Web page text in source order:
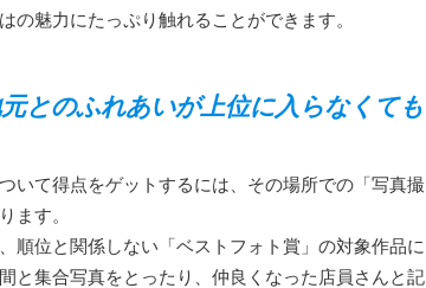
の魅力にたっぷり触れることができます。
のふれあいが上位に入らなくても
ついて得点をゲットするには、その場所での「写真撮
ます。
順位と関係しない「ベストフォト賞」の対象作品に
と集合写真をとったり、仲良くなった店員さんと記